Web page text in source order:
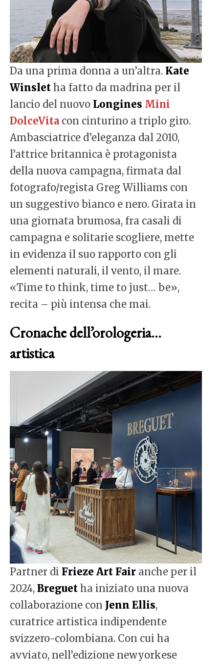
Da una prima donna a un’altra. Kate
Winslet ha fatto da madrina per il
lancio del nuovo Longines Mini
DolceVita con cinturino a triplo giro.
Ambasciatrice d’eleganza dal 2010,
l’attrice britannica è protagonista
della nuova campagna, firmata dal
fotografo/regista Greg Williams con
un suggestivo bianco e nero. Girata in
una giornata brumosa, fra casali di
campagna e solitarie scogliere, mette
in evidenza il suo rapporto con gli
elementi naturali, il vento, il mare.
«Time to think, time to just… be»,
recita – più intensa che mai.
Cronache dell’orologeria…
artistica
Partner di Frieze Art Fair anche per il
2024, Breguet ha iniziato una nuova
collaborazione con Jenn Ellis,
curatrice artistica indipendente
svizzero-colombiana. Con cui ha
avviato, nell’edizione newyorkese